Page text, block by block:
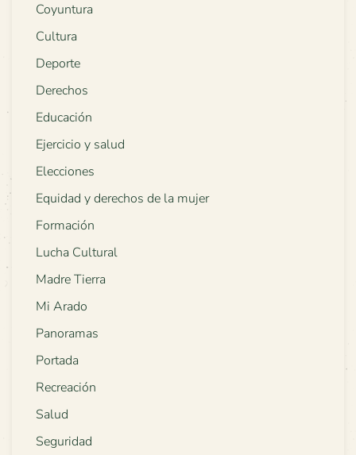
Coyuntura
Cultura
Deporte
Derechos
Educación
Ejercicio y salud
Elecciones
Equidad y derechos de la mujer
Formación
Lucha Cultural
Madre Tierra
Mi Arado
Panoramas
Portada
Recreación
Salud
Seguridad